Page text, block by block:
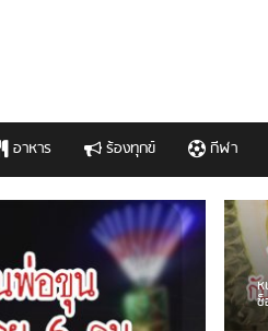
อาหาร ร้องทุกข์ กีฬา